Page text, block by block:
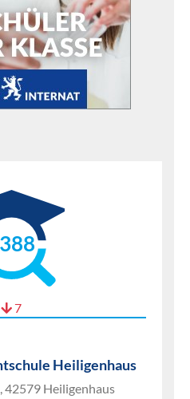
7
Heiligenhaus
42579 Heiligenhaus